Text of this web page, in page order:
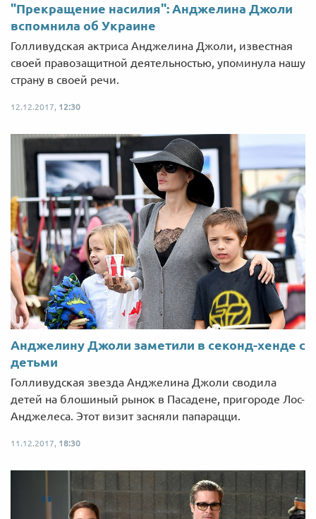
"Прекращение насилия": Анджелина Джоли
вспомнила об Украине
Голливудская актриса Анджелина Джоли, известная
своей правозащитной деятельностью, упоминула нашу
страну в своей речи.
12.12.2017, 12:30
Анджелину Джоли заметили в секонд-хенде с
детьми
Голливудская звезда Анджелина Джоли сводила
детей на блошиный рынок в Пасадене, пригороде Лос-
Анджелеса. Этот визит засняли папарацци.
11.12.2017, 18:30